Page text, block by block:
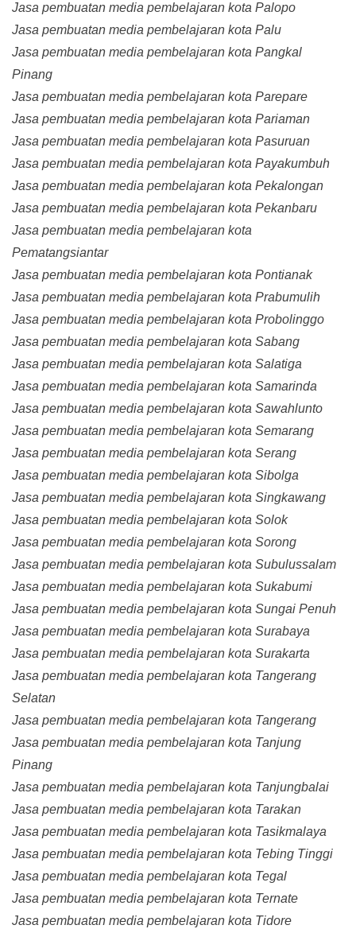
Jasa pembuatan media pembelajaran kota Palopo
Jasa pembuatan media pembelajaran kota Palu
Jasa pembuatan media pembelajaran kota Pangkal
Pinang
Jasa pembuatan media pembelajaran kota Parepare
Jasa pembuatan media pembelajaran kota Pariaman
Jasa pembuatan media pembelajaran kota Pasuruan
Jasa pembuatan media pembelajaran kota Payakumbuh
Jasa pembuatan media pembelajaran kota Pekalongan
Jasa pembuatan media pembelajaran kota Pekanbaru
Jasa pembuatan media pembelajaran kota
Pematangsiantar
Jasa pembuatan media pembelajaran kota Pontianak
Jasa pembuatan media pembelajaran kota Prabumulih
Jasa pembuatan media pembelajaran kota Probolinggo
Jasa pembuatan media pembelajaran kota Sabang
Jasa pembuatan media pembelajaran kota Salatiga
Jasa pembuatan media pembelajaran kota Samarinda
Jasa pembuatan media pembelajaran kota Sawahlunto
Jasa pembuatan media pembelajaran kota Semarang
Jasa pembuatan media pembelajaran kota Serang
Jasa pembuatan media pembelajaran kota Sibolga
Jasa pembuatan media pembelajaran kota Singkawang
Jasa pembuatan media pembelajaran kota Solok
Jasa pembuatan media pembelajaran kota Sorong
Jasa pembuatan media pembelajaran kota Subulussalam
Jasa pembuatan media pembelajaran kota Sukabumi
Jasa pembuatan media pembelajaran kota Sungai Penuh
Jasa pembuatan media pembelajaran kota Surabaya
Jasa pembuatan media pembelajaran kota Surakarta
Jasa pembuatan media pembelajaran kota Tangerang
Selatan
Jasa pembuatan media pembelajaran kota Tangerang
Jasa pembuatan media pembelajaran kota Tanjung
Pinang
Jasa pembuatan media pembelajaran kota Tanjungbalai
Jasa pembuatan media pembelajaran kota Tarakan
Jasa pembuatan media pembelajaran kota Tasikmalaya
Jasa pembuatan media pembelajaran kota Tebing Tinggi
Jasa pembuatan media pembelajaran kota Tegal
Jasa pembuatan media pembelajaran kota Ternate
Jasa pembuatan media pembelajaran kota Tidore